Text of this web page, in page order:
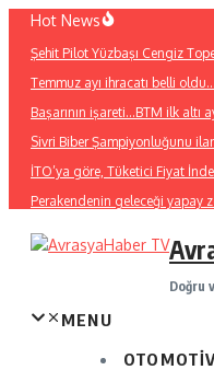
İçeriğe
Hot News
Şehit Pilot Yüzbaşı Cengiz
Temmuz ayı ihracatı belli oldu…
Başarının işareti…BTM ilk altı
Sivri Biber Şampiyonluğunu
İTO’ya göre, Tüketici Fiyat
Perakendenin geleceği yapay
Doğru
MENU